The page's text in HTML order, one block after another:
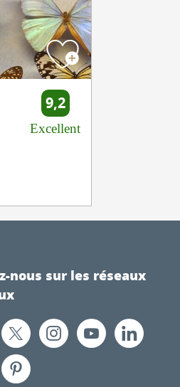
9,2
Excellent
nous sur les réseaux